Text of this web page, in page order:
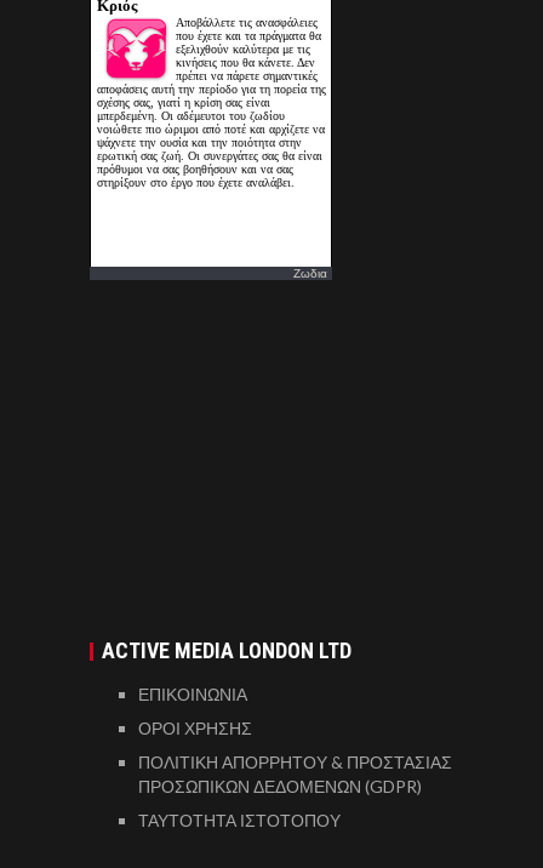
Ζωδια
ACTIVE MEDIA LONDON LTD
ΕΠΙΚΟΙΝΩΝΙΑ
ΟΡΟΙ ΧΡΗΣΗΣ
ΠΟΛΙΤΙΚΗ ΑΠΟΡΡΗΤΟΥ & ΠΡΟΣΤΑΣΙΑΣ
ΠΡΟΣΩΠΙΚΩΝ ΔΕΔΟΜΕΝΩΝ (GDPR)
ΤΑΥΤΟΤΗΤΑ ΙΣΤΟΤΟΠΟΥ